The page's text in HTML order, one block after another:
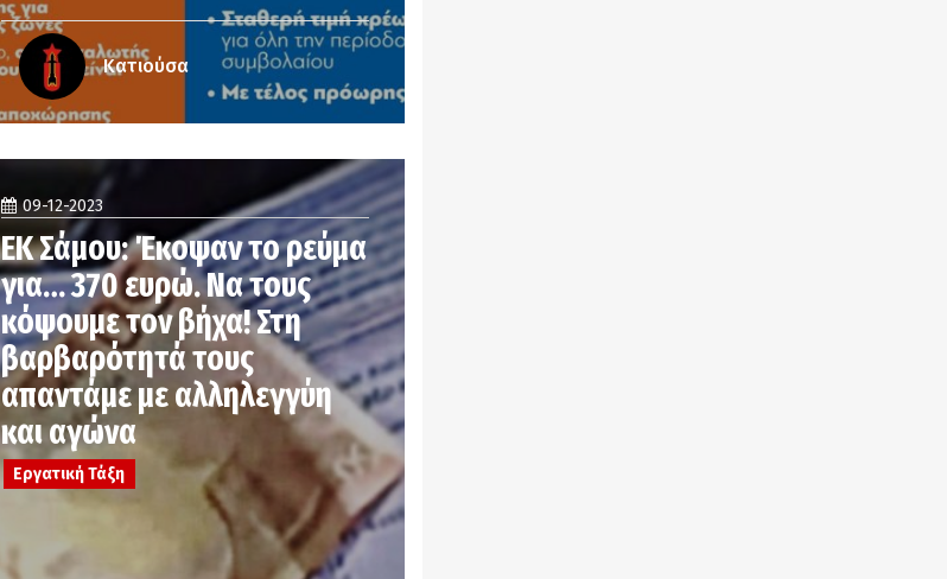
Κατιούσα
09-12-2023
ΕΚ Σάμου: Έκοψαν το ρεύμα
για… 370 ευρώ. Να τους
κόψουμε τον βήχα! Στη
βαρβαρότητά τους
απαντάμε με αλληλεγγύη
και αγώνα
Εργατική Τάξη